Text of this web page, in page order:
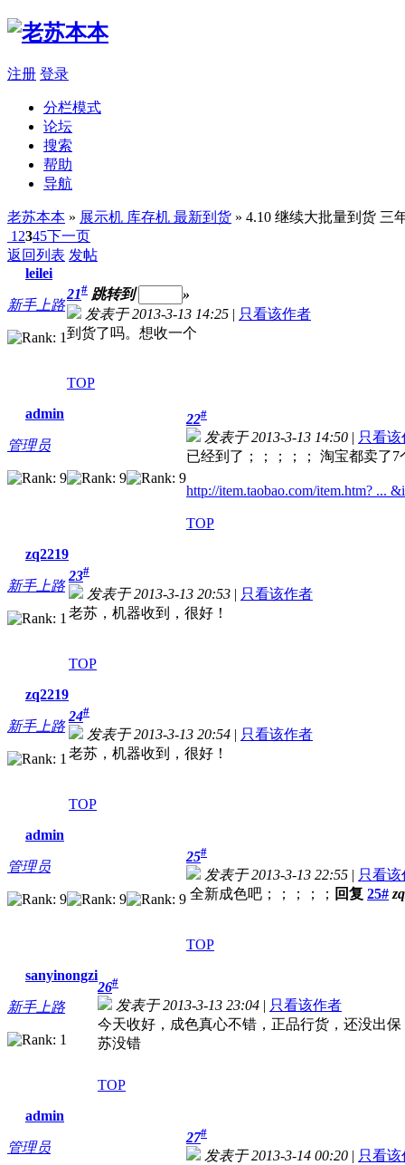
注册 登录
分栏模式
论坛
搜索
帮助
导航
老苏本本 » 展示机 库存机 最新到货 » 4.10 继续大批量到货 三
1 2345下一页
返回列表 发帖
leilei
新手上路
21# 跳转到
»
发表于 2013-3-13 14:25 | 只看该作者
到货了吗。想收一个
TOP
admin
管理员
22#
发表于 2013-3-13 14:50 | 只看该
已经到了；；；；； 淘宝都卖了
http://item.taobao.com/item.htm? ...
TOP
zq2219
新手上路
23#
发表于 2013-3-13 20:53 | 只看该作者
老苏，机器收到，很好！
TOP
zq2219
新手上路
24#
发表于 2013-3-13 20:54 | 只看该作者
老苏，机器收到，很好！
TOP
admin
管理员
25#
发表于 2013-3-13 22:55 | 只看该
全新成色吧；；；；； 回复 25#
TOP
sanyinongzi
新手上路
26#
发表于 2013-3-13 23:04 | 只看该作者
今天收好，成色真心不错，正品行货，还没出
苏没错
TOP
admin
管理员
27#
发表于 2013-3-14 00:20 | 只看该